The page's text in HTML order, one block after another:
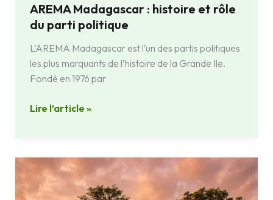
AREMA Madagascar : histoire et rôle
du parti politique
L’AREMA Madagascar est l’un des partis politiques
les plus marquants de l’histoire de la Grande Ile.
Fondé en 1976 par
Lire l’article »
Les
baobabs
de